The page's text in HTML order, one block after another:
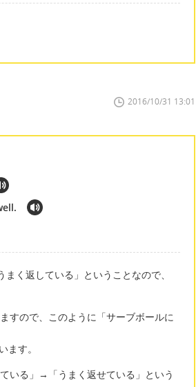
2016/10/31 13:01
く返している」ということなので、
すので、このように「サーブボールに
す。
いる」→「うまく返せている」という